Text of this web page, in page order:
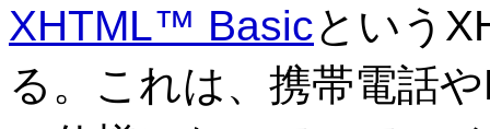
XHTML™ Basicという
る。これは、携帯電話